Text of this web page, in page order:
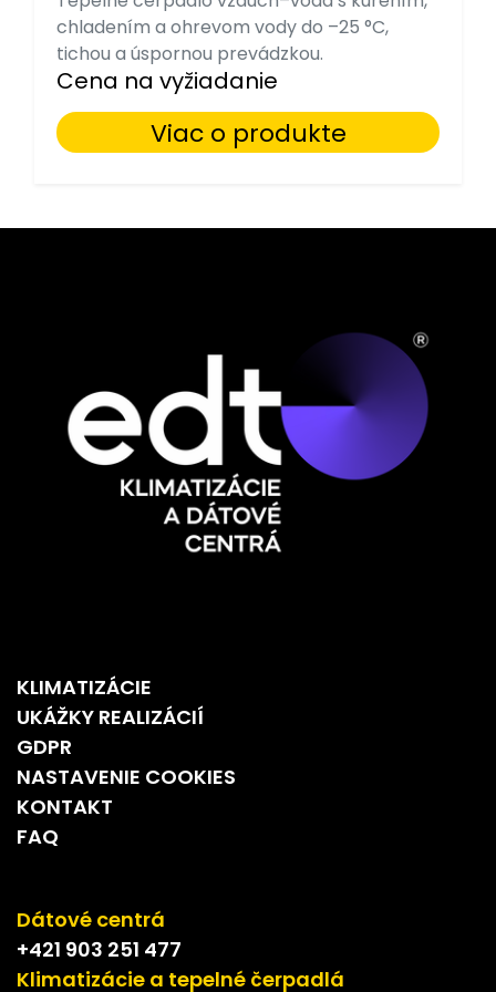
chladením a ohrevom vody do –25 °C,
tichou a úspornou prevádzkou.
Cena na vyžiadanie
Viac o produkte
KLIMATIZÁCIE
UKÁŽKY REALIZÁCIÍ
GDPR
NASTAVENIE COOKIES
KONTAKT
FAQ
Dátové centrá
+421 903 251 477
Klimatizácie a tepelné čerpadlá